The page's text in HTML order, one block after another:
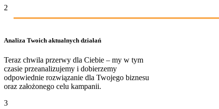
2
Analiza Twoich aktualnych działań
Teraz chwila przerwy dla Ciebie – my w tym
czasie przeanalizujemy i dobierzemy
odpowiednie rozwiązanie dla Twojego biznesu
oraz założonego celu kampanii.
3